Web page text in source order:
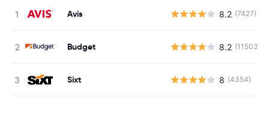
Avis 8.2 (7427)
Budget 8.2 (11503)
Sixt 8 (4354)